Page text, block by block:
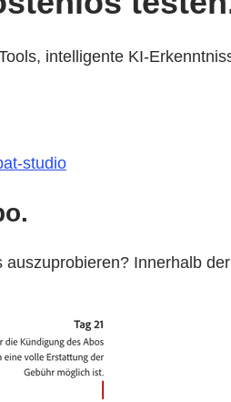
intelligente KI-
studio
Innerhalb